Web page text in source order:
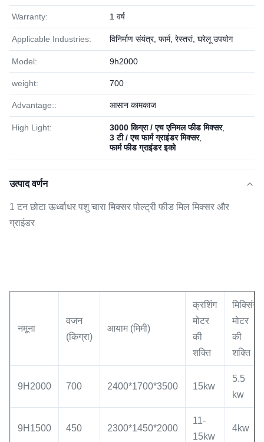
Warranty: 1 वर्ष
Applicable Industries: विनिर्माण संयंत्र, फार्म, रेस्तरां, घरेलू उपयोग
Model: 9h2000
weight: 700
Advantage:: आसान कामकाज
High Light: 3000 किग्रा / एच एनिमल फीड मिक्सर,
3 टी / एच फार्म ग्राइंडर मिक्सर,
फार्म फीड ग्राइंडर इको
उत्पाद वर्णन
1 टन छोटा ऊर्ध्वाधर पशु चारा मिक्सर पोल्ट्री फीड मिल मिक्सर और
ग्राइंडर
नमूना
वजन
(किग्रा)
आयाम (मिमी)
क्रशिंग
मोटर
की
शक्ति
मिक्सिंग
मोटर
की
शक्ति
9H2000 700 2400*1700*3500 15kw
5.5
kw
9H1500 450 2300*1450*2000
11-
15kw
4kw